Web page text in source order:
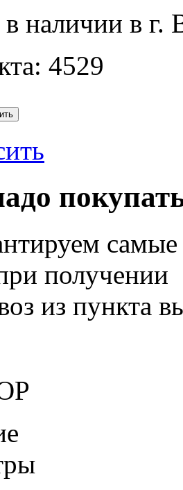
в наличии в г.
4529
получении
из пункта